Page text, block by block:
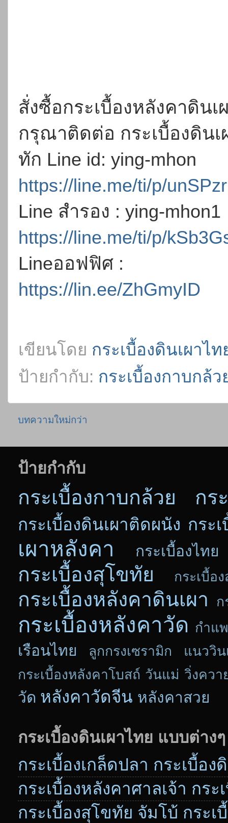
สั่งซื้อกระเบื้องหลังคาดิน
กรุณาติดต่อ กระเบื้องดินเ
ทัก Line id: ying-mhon
https://line.me/ti/p/
Line สำรอง : ying-mhon1
https://line.me/ti/p/
Lineออฟฟิศ :
https://lin.ee/ZhGmyID
เขียนโดย กระเบื้องดินเผาไท
ป้ายกำกับ: กระเบื้องกาบกล้ว
บทความใหม่กว่า
ป้ายกำกับ
กระเบื้องกาบกล้วย กร
กระเบื้องดินเผาติดผนัง กระ
เผาหลังคา กระเบื้องไทย
กระเบื้องสุโขทัย กระเบื้อ
กระเบื้องหลังคาดินเผา ก
กระเบื้องหลังคาวัด กำแ
เรือนไทย
ลูกกรงเซรามิก แนววิน
กระเบื้องหลังคาโบสถ์ วันแม่ วิ่งควา
วัด หลังคาวัดจีน หลังคาสวย
กระเบื้องดินเผาไทย แบบต่างๆ
กระเบื้องเกล็ดปลา กระเบื้อง
กระเบื้องหลังคาศาลเจ้า กระ
กระเบื้องสุโขทัย จัมโบ้ กระเ